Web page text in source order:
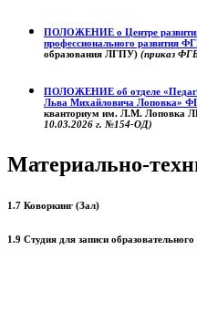
ПОЛОЖЕНИЕ о Центре
профессионального развития
образования ЛГПУ) (приказ
ПОЛОЖЕНИЕ об отделе
Льва Михайловича Лоповка»
кванториум им. Л.М. Лоповка
10.03.2026 г. №154-ОД)
Материально-
1.7 Коворкинг (Зал)
1.9 Студия для записи образовательного